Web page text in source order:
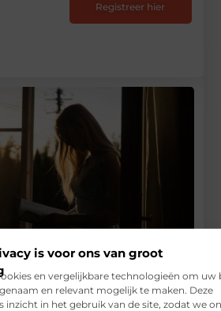
is voor ons van groot
en vergelijkbare technologieën om uw
en relevant mogelijk te maken. Deze
inzicht in het gebruik van de site, zodat we
jij voor je auto theorie-examen
Registreer hier